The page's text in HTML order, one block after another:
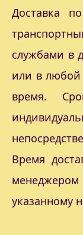
Доставка
службами в
или в любой
время.
Время
указанному